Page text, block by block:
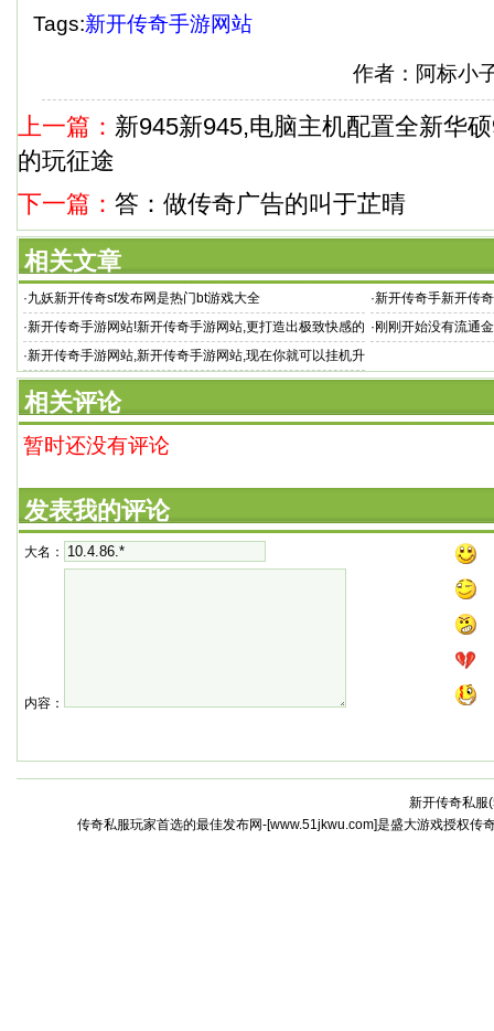
Tags:新开传奇手游网站
作者：阿标小
上一篇： 新945新945,电脑主机配置全新华
的玩征途
下一篇： 答：做传奇广告的叫于芷晴
相关文章
·九妖新开传奇sf发布网是热门bt游戏大全 ·新开传奇手新开传
血传奇手游
·新开传奇手游网站!新开传奇手游网站,更打造出极致快感的
动作PK
·刚刚开始没有流通
·新开传奇手游网站,新开传奇手游网站,现在你就可以挂机升
级了
相关评论
暂时还没有评论
发表我的评论
大名：
内容：
新开传奇私服(
传奇私服玩家首选的最佳发布网-[www.51jkwu.com]是盛大游戏授权传